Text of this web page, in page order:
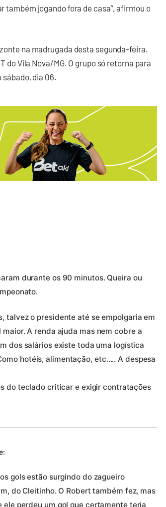
também jogando fora de casa”, afirmou o
na madrugada desta segunda-feira.
do Vila Nova/MG. O grupo só retorna para
sábado, dia 06.
durante os 90 minutos. Queira ou
talvez o presidente até se empolgaria em
A renda ajuda mas nem cobre a
dos salários existe toda uma logística
hotéis, alimentação, etc….. A despesa
do teclado criticar e exigir contratações
gols estão surgindo do zagueiro
do Cleitinho. O Robert também fez, mas
perdeu um gol que certamente teria